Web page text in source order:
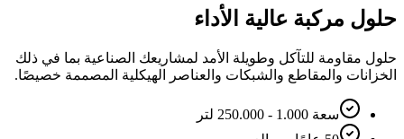
حلول مركبة عالية الأداء
حلول مقاومة للتآكل وطويلة الأمد لمشاريعك الصناعية بما في ذلك
الخزانات والمقاطع والشبكات والعناصر الهيكلية المصممة خصيصًا.
سعة 1.000 - 250.000 لتر